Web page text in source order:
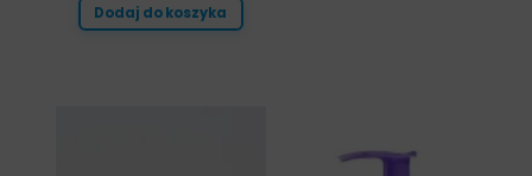
Dodaj do koszyka